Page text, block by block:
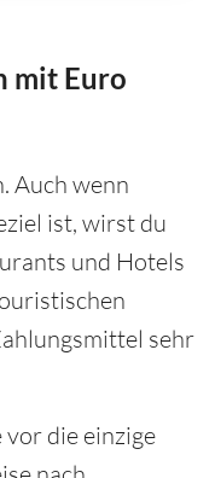
mit Euro
Auch wenn
ist, wirst du
und Hotels
sehr
vor die einzige